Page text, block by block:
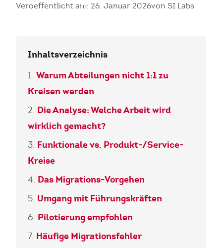
Veroeffentlicht am: 26. Januar 2026von SI Labs
Inhaltsverzeichnis
Warum Abteilungen nicht 1:1 zu
Kreisen werden
Die Analyse: Welche Arbeit wird
wirklich gemacht?
Funktionale vs. Produkt-/Service-
Kreise
Das Migrations-Vorgehen
Umgang mit Führungskräften
Pilotierung empfohlen
Häufige Migrationsfehler